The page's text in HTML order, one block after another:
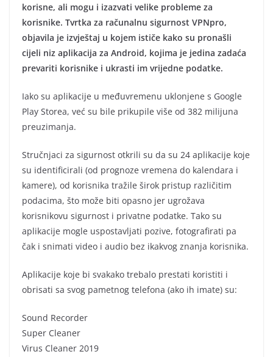
korisne, ali mogu i izazvati velike probleme za
korisnike. Tvrtka za računalnu sigurnost VPNpro,
objavila je izvještaj u kojem ističe kako su pronašli
cijeli niz aplikacija za Android, kojima je jedina zadaća
prevariti korisnike i ukrasti im vrijedne podatke.
Iako su aplikacije u međuvremenu uklonjene s Google
Play Storea, već su bile prikupile više od 382 milijuna
preuzimanja.
Stručnjaci za sigurnost otkrili su da su 24 aplikacije koje
su identificirali (od prognoze vremena do kalendara i
kamere), od korisnika tražile širok pristup različitim
podacima, što može biti opasno jer ugrožava
korisnikovu sigurnost i privatne podatke. Tako su
aplikacije mogle uspostavljati pozive, fotografirati pa
čak i snimati video i audio bez ikakvog znanja korisnika.
Aplikacije koje bi svakako trebalo prestati koristiti i
obrisati sa svog pametnog telefona (ako ih imate) su:
Sound Recorder
Super Cleaner
Virus Cleaner 2019